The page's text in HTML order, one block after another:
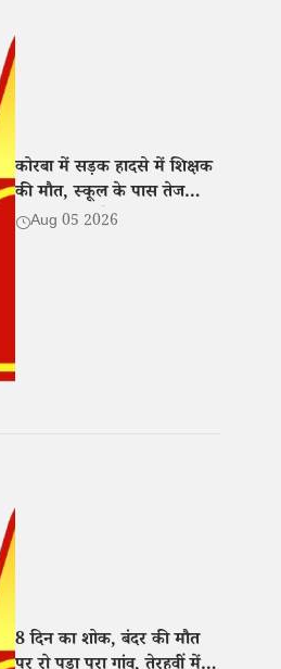
कोरबा में सड़क हादसे में शिक्षक
की मौत, स्कूल के पास तेज
रफ्तार बाइक ने मारी टक्कर
Aug 05 2026
8 दिन का शोक, बंदर की मौत